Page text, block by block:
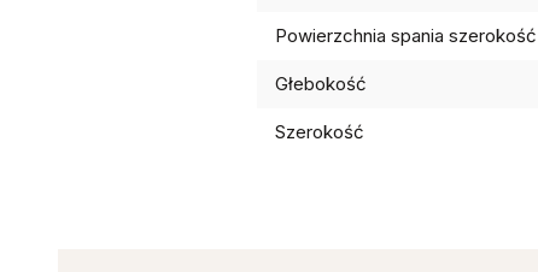
Powierzchnia spania szerokość
Głebokość
Szerokość